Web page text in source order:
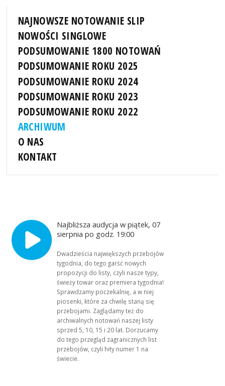
NAJNOWSZE NOTOWANIE SLIP
NOWOŚCI SINGLOWE
PODSUMOWANIE 1800 NOTOWAŃ
PODSUMOWANIE ROKU 2025
PODSUMOWANIE ROKU 2024
PODSUMOWANIE ROKU 2023
PODSUMOWANIE ROKU 2022
ARCHIWUM
O NAS
KONTAKT
Najbliższa audycja w piątek, 07
sierpnia po godz. 19:00
Dwadzieścia największych przebojów
tygodnia, do tego garść nowych
propozycji do listy, czyli nasze typy,
świeży towar oraz premiera tygodnia!
Sprawdzamy poczekalnię, a w niej
piosenki, które za chwilę staną się
przebojami. Zaglądamy też do
archiwalnych notowań naszej listy
sprzed 5, 10, 15 i 20 lat. Dorzucamy
do tego przegląd zagranicznych list
przebojów, czyli hity numer 1 na
świecie.